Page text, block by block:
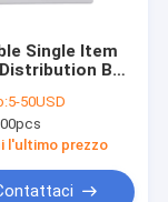
Single Item
Box
Power
5-50USD
l'ultimo prezzo